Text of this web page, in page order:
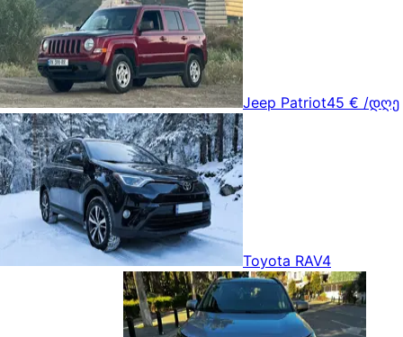
Jeep Patriot45 € /დღე
Toyota RAV4